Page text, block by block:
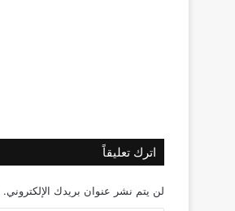
اترك تعليقاً
لن يتم نشر عنوان بريدك الإلكتروني.